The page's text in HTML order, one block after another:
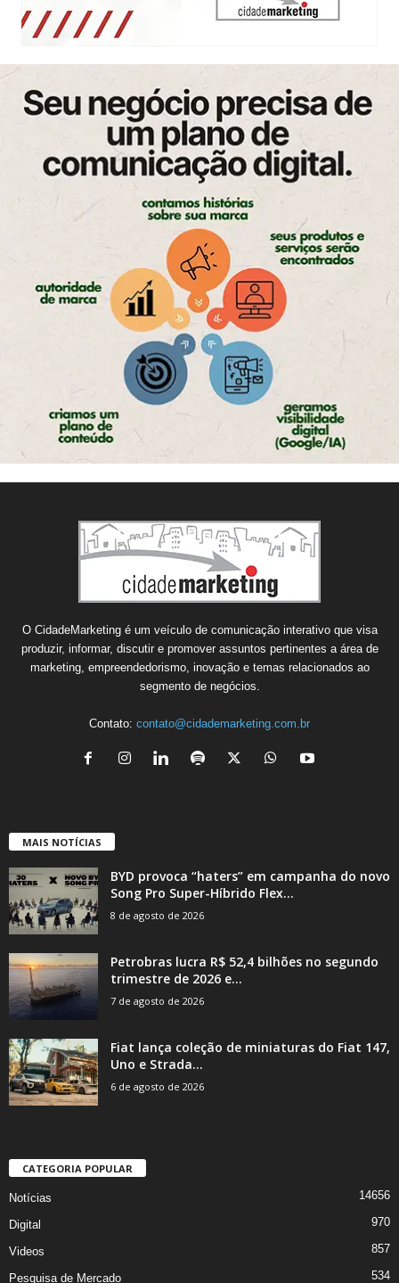
O CidadeMarketing é um veículo de comunicação interativo que visa
produzir, informar, discutir e promover assuntos pertinentes a área de
marketing, empreendedorismo, inovação e temas relacionados ao
segmento de negócios.
Contato: contato@cidademarketing.com.br
MAIS NOTÍCIAS
BYD provoca “haters” em campanha do novo
Song Pro Super-Híbrido Flex...
8 de agosto de 2026
Petrobras lucra R$ 52,4 bilhões no segundo
trimestre de 2026 e...
7 de agosto de 2026
Fiat lança coleção de miniaturas do Fiat 147,
Uno e Strada...
6 de agosto de 2026
CATEGORIA POPULAR
Notícias 14656
Digital 970
Videos 857
Pesquisa de Mercado 534